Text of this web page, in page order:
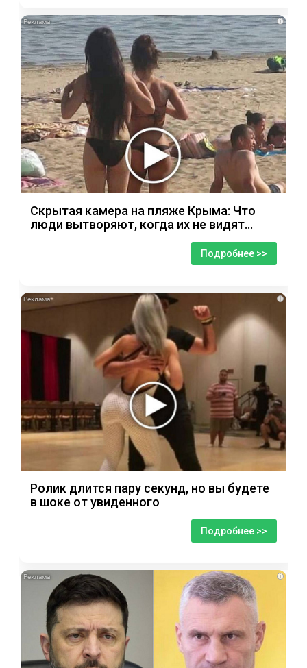
i
Скрытая камера на пляже Крыма: Что
люди вытворяют, когда их не видят...
Подробнее >>
i
Ролик длится пару секунд, но вы будете
в шоке от увиденного
Подробнее >>
i